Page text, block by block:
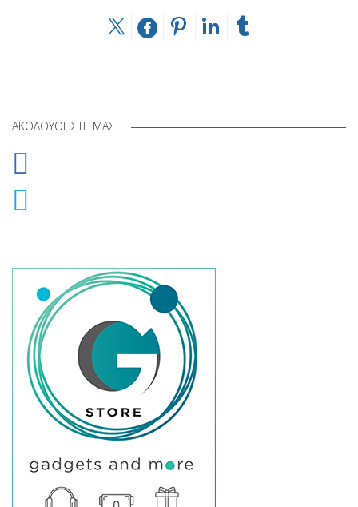
ΑΚΟΛΟΥΘΉΣΤΕ ΜΑΣ